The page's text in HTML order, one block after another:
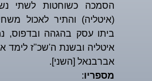
הסמכה כשוחטות לשתי
(איטליה) והתיר לאכול
ביתו עסק בהגהה ובדפוס,
איטליה ובשנת ה'שכ"ז לימד
אברבנאל [השני].
מספריו: